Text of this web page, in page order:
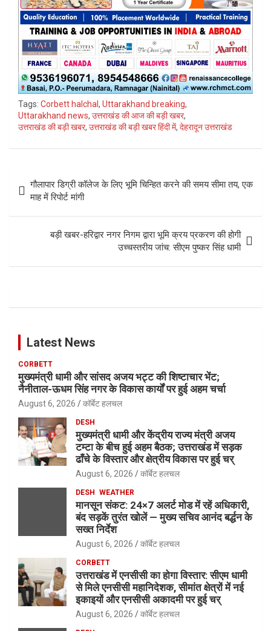
Tags: Corbett halchal , Uttarakhand breaking,
Uttarakhand news, उत्तराखंड की आज की बड़ी खबर,
उत्तराखंड की बड़ी खबर, उत्तराखंड की बड़ी खबर हिंदी में, देहरादून उत्तराखंड
Post
navigation
गौलापार डिग्री कॉलेज के लिए भूमि चिन्हित करने की समय सीमा तय, एक
माह में रिपोर्ट मांगी
बड़ी खबर-हरिद्वार नगर निगम द्वारा भूमि क्रय प्रकरण की होगी
उच्चस्तरीय जांच: सीएम पुष्कर सिंह धामी
Latest News
CORBETT
मुख्यमंत्री धामी और सांसद अजय भट्ट की शिष्टाचार भेंट;
नैनीताल-ऊधम सिंह नगर के विकास कार्यों पर हुई अहम चर्चा
August 6, 2026 कॉर्बेट हलचल
DESH
मुख्यमंत्री धामी और केंद्रीय राज्य मंत्री अजय
टम्टा के बीच हुई अहम बैठक; उत्तराखंड में सड़क
ढाँचे के विस्तार और क्षेत्रीय विकास पर हुई चर्
August 6, 2026 कॉर्बेट हलचल
DESH WEATHER
मानसून संकट: 24×7 अलर्ट मोड में रहें अधिकारी,
बंद सड़कें तुरंत खोलें — मुख्य सचिव आनंद बर्द्धन के
सख्त निर्देश
August 6, 2026 कॉर्बेट हलचल
CORBETT
उत्तराखंड में एनसीसी का होगा विस्तार: सीएम धामी
से मिले एनसीसी महानिदेशक, सीमांत क्षेत्रों में नई
इकाइयों और एनसीसी अकादमी पर हुई चर्
August 6, 2026 कॉर्बेट हलचल